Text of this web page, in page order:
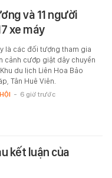
và 11 người
xe máy
là các đối tượng tham gia
cảnh cướp giật dây chuyền
du lịch Liên Hoa Bảo
Tân Huê Viên.
- 6 giờ trước
kết luận của